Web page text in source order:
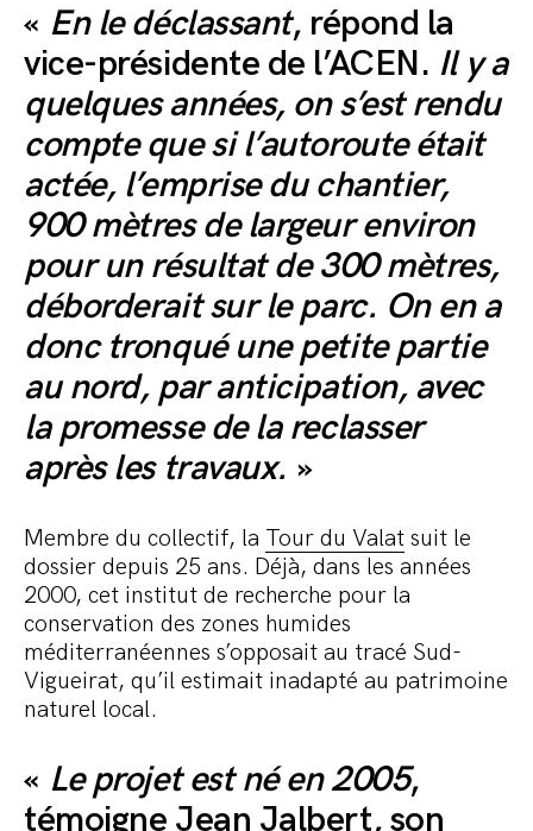
« En le déclassant, répond la
vice-présidente de l’ACEN. Il y a
quelques années, on s’est rendu
compte que si l’autoroute était
actée, l’emprise du chantier,
900 mètres de largeur environ
pour un résultat de 300 mètres,
déborderait sur le parc. On en a
donc tronqué une petite partie
au nord, par anticipation, avec
la promesse de la reclasser
après les travaux. »
Membre du collectif, la Tour du Valat suit le
dossier depuis 25 ans. Déjà, dans les années
2000, cet institut de recherche pour la
conservation des zones humides
méditerranéennes s’opposait au tracé Sud-
Vigueirat, qu’il estimait inadapté au patrimoine
naturel local.
« Le projet est né en 2005,
témoigne Jean Jalbert, son